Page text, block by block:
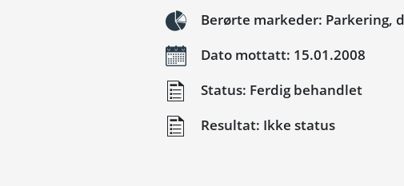
Berørte markeder: Parkering,
Dato mottatt: 15.01.2008
Status: Ferdig behandlet
Resultat: Ikke status